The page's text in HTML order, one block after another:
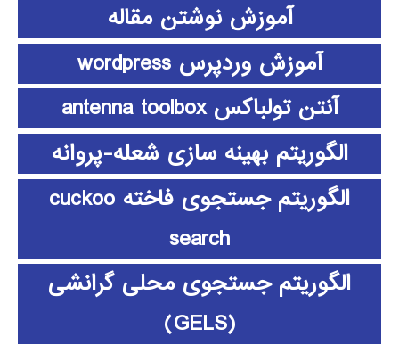
آموزش نوشتن مقاله
آموزش وردپرس wordpress
آنتن تولباکس antenna toolbox
الگوریتم بهینه سازی شعله-پروانه
الگوریتم جستجوی فاخته cuckoo
search
الگوریتم جستجوی محلی گرانشی
(GELS)